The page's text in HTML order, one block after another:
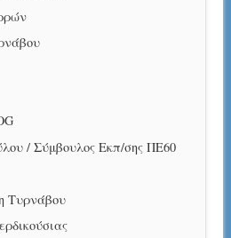
/ Σύμβουλος Εκπ/σης ΠΕ60
Τυρνάβου